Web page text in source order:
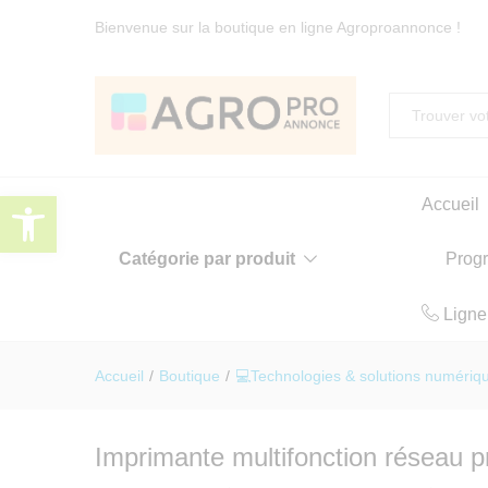
Bienvenue sur la boutique en ligne Agroproannonce !
Toute
Catégorie par produit
Accueil
Accueil / Boutique / 💻Technologies & solutions
Imprimante multifonction réseau
Ouvrir la barre d’outils